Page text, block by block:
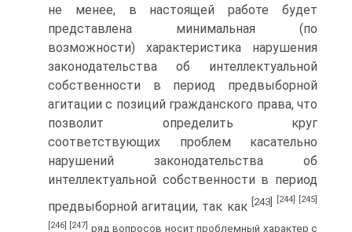
не менее, в настоящей работе будет
представлена минимальная (по
возможности) характеристика нарушения
законодательства об интеллектуальной
собственности в период предвыборной
агитации с позиций гражданского права, что
позволит определить круг
соответствующих проблем касательно
нарушений законодательства об
интеллектуальной собственности в период
предвыборной агитации, так как [243] [244] [245]
[246] [247] ряд вопросов носит проблемный характер с